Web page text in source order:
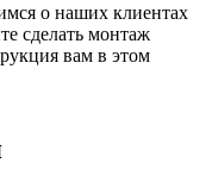
о наших клиентах
сделать монтаж
вам в этом